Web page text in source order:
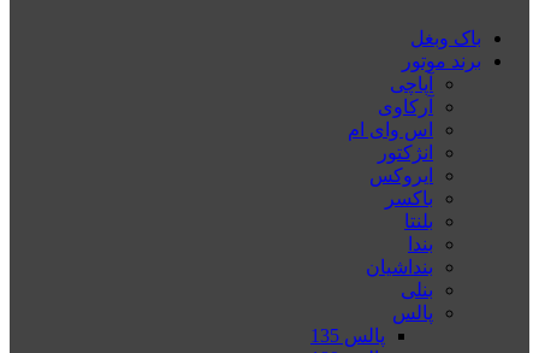
باک وبغل
برند موتور
آپاچی
آرکاوی
اس وای ام
انژکتور
ایروکس
باکسر
بلنتا
بندا
بنداشیان
بنلی
پالس
پالس 135